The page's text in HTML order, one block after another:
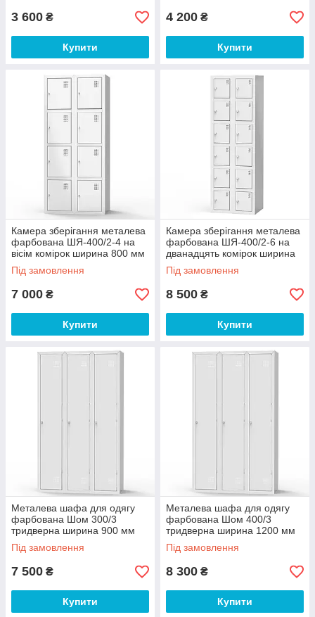
3 600 ₴
Купити
4 200 ₴
Купити
Камера зберігання металева
фарбована ШЯ-400/2-4 на
вісім комірок ширина 800 мм
(Emby-ТМ)
Під замовлення
7 000 ₴
Купити
Камера зберігання металева
фарбована ШЯ-400/2-6 на
дванадцять комірок ширина
800 мм (Emby-ТМ)
Під замовлення
8 500 ₴
Купити
Металева шафа для одягу
фарбована Шом 300/3
тридверна ширина 900 мм
(Emby-ТМ)
Під замовлення
7 500 ₴
Купити
Металева шафа для одягу
фарбована Шом 400/3
тридверна ширина 1200 мм
(Emby-ТМ)
Під замовлення
8 300 ₴
Купити